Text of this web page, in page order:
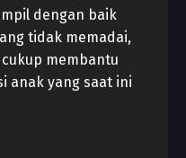
dengan baik
tidak memadai,
membantu
anak yang saat ini